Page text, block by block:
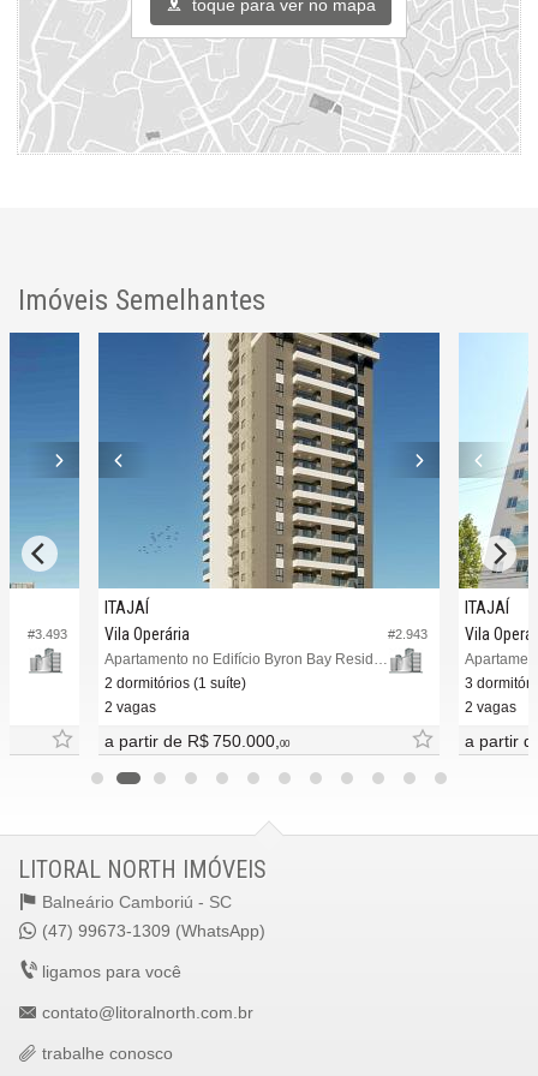
toque para ver no mapa
Imóveis Semelhantes
#3.493 #2.943
ITAJAÍ
Vila Operária
Apartamento no Edifício Byron Bay Residence
2 dormitórios (1 suíte)
2 vagas
a partir de R$ 750.000, 00
ITAJAÍ
Vila
3
2 vagas
a partir
LITORAL NORTH IMÓVEIS
Balneário Camboriú - SC
(47) 99673-1309 (WhatsApp)
ligamos para você
contato@litoralnorth.com.br
trabalhe conosco